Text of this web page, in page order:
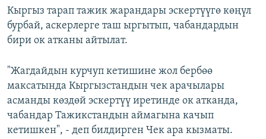
Кыргыз тарап тажик жарандары эскертүүгө көңүл
бурбай, аскерлерге таш ыргытып, чабандардын
бири ок атканы айтылат.
"Жагдайдын курчуп кетишине жол бербөө
максатында Кыргызстандын чек арачылары
асманды көздөй эскертүү иретинде ок атканда,
чабандар Тажикстандын аймагына качып
кетишкен", - деп билдирген Чек ара кызматы.